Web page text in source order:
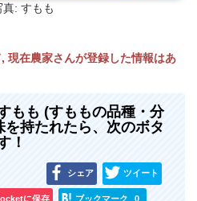
真: すもも
現在農家さんが登録した情報はあ
もも (すももの品種・分
持たれたら、次のボタ
！
シェア ツイート
に保存 ブックマーク 0